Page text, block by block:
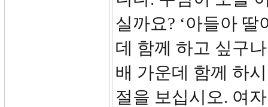
실까요? ‘아들아
데 함께 하고 싶구
배 가운데 함께 하
절을 보십시오. 여